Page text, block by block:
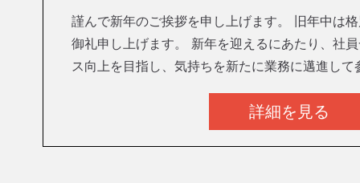
謹んで新年のご挨拶を申し上げます。 旧年中は
御礼申し上げます。 新年を迎えるにあたり、社
ス向上を目指し、気持ちを新たに業務に邁進し
詳細を見る